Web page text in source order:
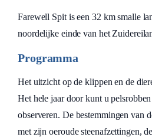
Farewell Spit is een 32 km smalle
noordelijke einde van het
Programma
Het uitzicht op de klippen en de
Het hele jaar door kunt u
observeren. De bestemmingen van
met zijn oeroude steenafzettingen,